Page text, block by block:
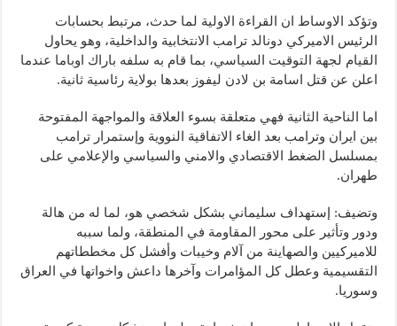
وتؤكد الاوساط ان القراءة الاولية لما حدث، مرتبط بحسابات
الرئيس الاميركي دونالد ترامب الانتخابية والداخلية، وهو يحاول
القيام لجهة التوقيت السياسي، بما قام به سلفه باراك اوباما عندما
اعلن عن قتل اسامة بن لادن ليفوز بعدها بولاية رئاسية ثانية.
اما الناحية الثانية فهي متعلقة بسوء العلاقة والمواجهة المفتوحة
بين ايران وترامب بعد الغاء الاتفاقية النووية وإستمرار ترامب
بمسلسل الضغط الاقتصادي والامني والسياسي والإعلامي على
طهران.
وتضيف: إستهداف سليماني بشكل شخصي هو، لما له من هالة
ودور وتأثير على محور المقاومة في المنطقة، ولما سببه
للاميركيين والصهاينة من آلام وخيبات وأفشل كل مخططاتهم
التقسيمية وعطل كل المؤامرات وآخرها داعش واخواتها في العراق
وسوريا.